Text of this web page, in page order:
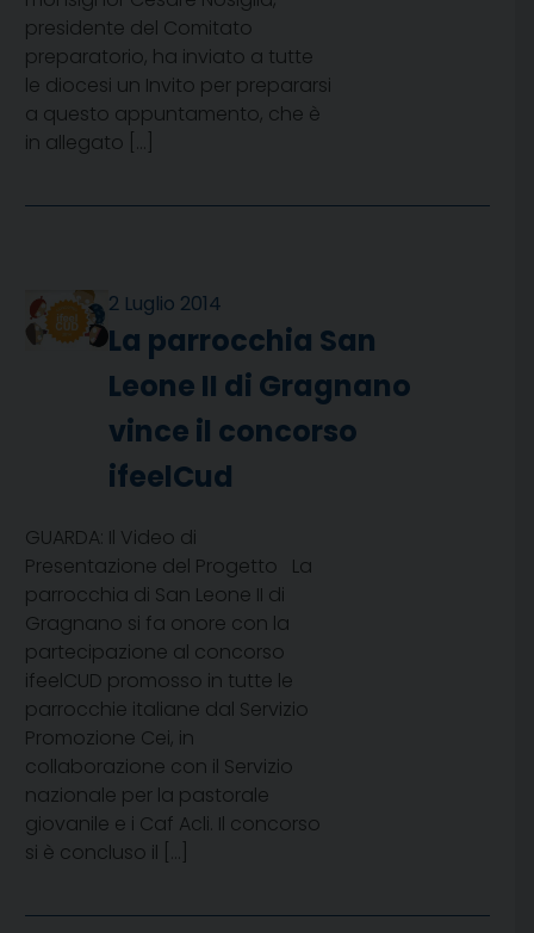
presidente del Comitato
preparatorio, ha inviato a tutte
le diocesi un Invito per prepararsi
a questo appuntamento, che è
in allegato […]
2 Luglio 2014
La parrocchia San
Leone II di Gragnano
vince il concorso
ifeelCud
GUARDA: Il Video di
Presentazione del Progetto La
parrocchia di San Leone II di
Gragnano si fa onore con la
partecipazione al concorso
ifeelCUD promosso in tutte le
parrocchie italiane dal Servizio
Promozione Cei, in
collaborazione con il Servizio
nazionale per la pastorale
giovanile e i Caf Acli. Il concorso
si è concluso il […]